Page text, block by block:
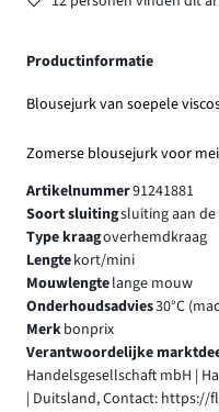
Productinformatie
Blousejurk van soepele
Zomerse blousejurk voor
Artikelnummer91241881
Soort sluitingsluiting aan
Type kraagoverhemdkraag
Lengtekort/mini
Mouwlengtelange mouw
Onderhoudsadvies30°C
Merkbonprix
Verantwoordelijke
Handelsgesellschaft mbH |
| Duitsland, Contact: